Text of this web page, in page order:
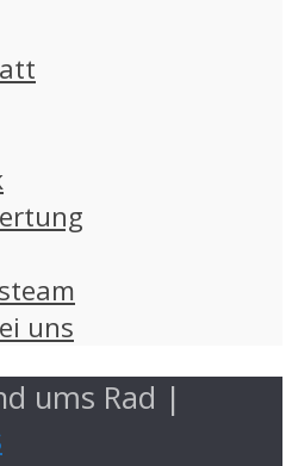
uns
ums Rad |